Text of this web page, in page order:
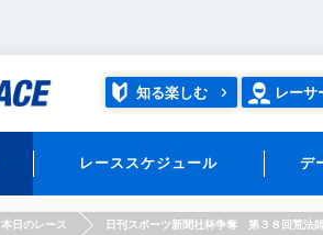
知る楽しむ レーサ
レーススケジュール デ
本日のレース 日刊スポーツ新聞社杯争奪 第３８回荒法